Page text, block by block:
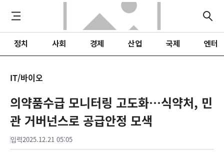
정치 사회 경제 산업 국제 엔터
IT/바이오
의약품수급 모니터링 고도화…식약처, 민
관 거버넌스로 공급안정 모색
입력2025.12.21 05:05